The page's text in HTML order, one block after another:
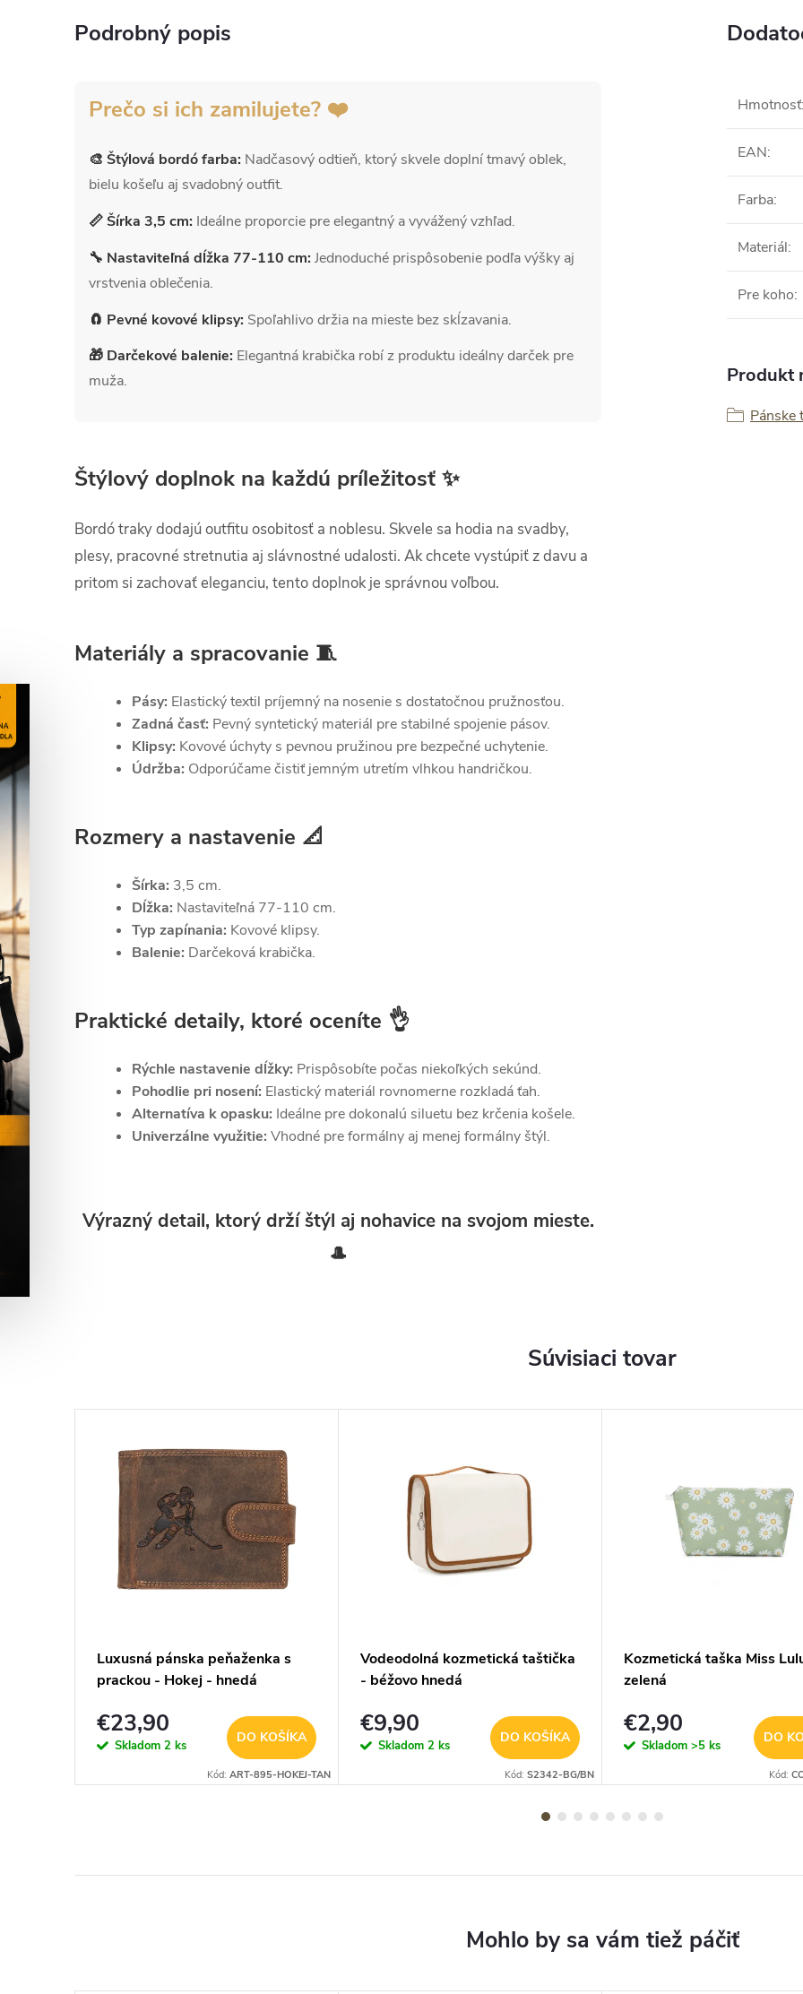
Podrobný popis
Prečo si ich zamilujete? ❤️
🎨 Štýlová bordó farba: Nadčasový odtieň, ktorý skvele doplní tmavý oblek,
bielu košeľu aj svadobný outfit.
📏 Šírka 3,5 cm: Ideálne proporcie pre elegantný a vyvážený vzhľad.
🔧 Nastaviteľná dĺžka 77-110 cm: Jednoduché prispôsobenie podľa výšky aj
vrstvenia oblečenia.
🧲 Pevné kovové klipsy: Spoľahlivo držia na mieste bez skĺzavania.
🎁 Darčekové balenie: Elegantná krabička robí z produktu ideálny darček pre
muža.
Štýlový doplnok na každú príležitosť ✨
Bordó traky dodajú outfitu osobitosť a noblesu. Skvele sa hodia na svadby,
plesy, pracovné stretnutia aj slávnostné udalosti. Ak chcete vystúpiť z davu a
pritom si zachovať eleganciu, tento doplnok je správnou voľbou.
Materiály a spracovanie 🧵
Pásy: Elastický textil príjemný na nosenie s dostatočnou pružnosťou.
Zadná časť: Pevný syntetický materiál pre stabilné spojenie pásov.
Klipsy: Kovové úchyty s pevnou pružinou pre bezpečné uchytenie.
Údržba: Odporúčame čistiť jemným utretím vlhkou handričkou.
Rozmery a nastavenie 📐
Šírka: 3,5 cm.
Dĺžka: Nastaviteľná 77-110 cm.
Typ zapínania: Kovové klipsy.
Balenie: Darčeková krabička.
Praktické detaily, ktoré oceníte 👌
Rýchle nastavenie dĺžky: Prispôsobíte počas niekoľkých sekúnd.
Pohodlie pri nosení: Elastický materiál rovnomerne rozkladá ťah.
Alternatíva k opasku: Ideálne pre dokonalú siluetu bez krčenia košele.
Univerzálne využitie: Vhodné pre formálny aj menej formálny štýl.
Výrazný detail, ktorý drží štýl aj nohavice na svojom mieste.
🎩
Hmotnosť:
EAN:
Farba:
Materiál:
Pre koho:
Produkt
Pánske
Súvisiaci tovar
Luxusná pánska peňaženka s
prackou - Hokej - hnedá
€23,90
Skladom 2 ks
DO KOŠÍKA
Kód: ART-895-HOKEJ-TAN
Vodeodolná kozmetická taštička
- béžovo hnedá
€9,90
Skladom 2 ks
DO KOŠÍKA
Kód: S2342-BG/BN
Kozmetická taška Miss
zelená
€2,90
Skladom >5 ks
DO
Kód: